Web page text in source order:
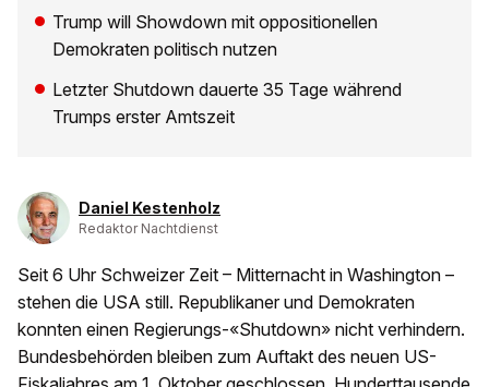
Trump will Showdown mit oppositionellen
Demokraten politisch nutzen
Letzter Shutdown dauerte 35 Tage während
Trumps erster Amtszeit
Daniel Kestenholz
Redaktor Nachtdienst
Seit 6 Uhr Schweizer Zeit – Mitternacht in Washington –
stehen die USA still. Republikaner und Demokraten
konnten einen Regierungs-«Shutdown» nicht verhindern.
Bundesbehörden bleiben zum Auftakt des neuen US-